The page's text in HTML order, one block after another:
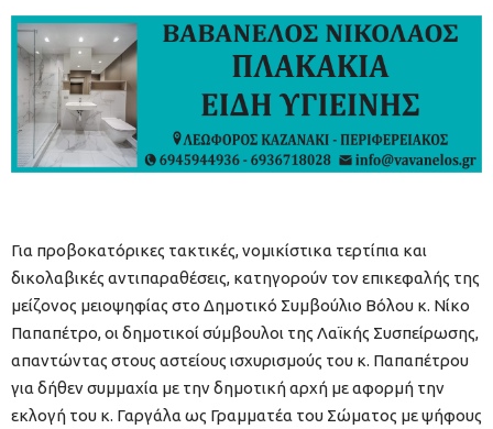
Για προβοκατόρικες τακτικές, νομικίστικα τερτίπια και
δικολαβικές αντιπαραθέσεις, κατηγορούν τον επικεφαλής της
μείζονος μειοψηφίας στο Δημοτικό Συμβούλιο Βόλου κ. Νίκο
Παπαπέτρο, οι δημοτικοί σύμβουλοι της Λαϊκής Συσπείρωσης,
απαντώντας στους αστείους ισχυρισμούς του κ. Παπαπέτρου
για δήθεν συμμαχία με την δημοτική αρχή με αφορμή την
εκλογή του κ. Γαργάλα ως Γραμματέα του Σώματος με ψήφους